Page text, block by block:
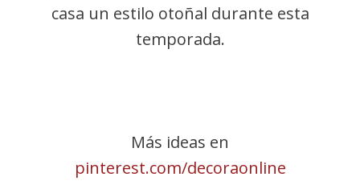
casa un estilo otoñal durante esta
temporada.
Más ideas en
pinterest.com/decoraonline